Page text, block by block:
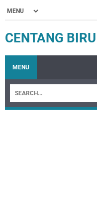
CENTANG
MENU